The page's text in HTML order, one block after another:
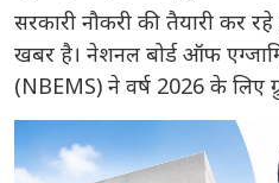
सरकारी नौकरी की तैयारी कर
खबर है। नेशनल बोर्ड ऑफ
(NBEMS) ने वर्ष 2026 के लिए
पदों पर भर्ती प्रक्रिया शुरू करने
लिए ऑनलाइन आवेदन 7 जुलाई